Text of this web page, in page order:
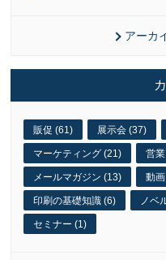
アーカ
販促 (61) 展示会 (37)
マーケティング (21) 営
メールマガジン (13) 動
印刷の基礎知識 (6) ノベ
セミナー (1)